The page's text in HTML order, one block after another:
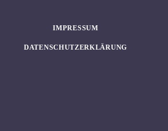
IMPRESSUM
DATENSCHUTZERKLÄRUNG